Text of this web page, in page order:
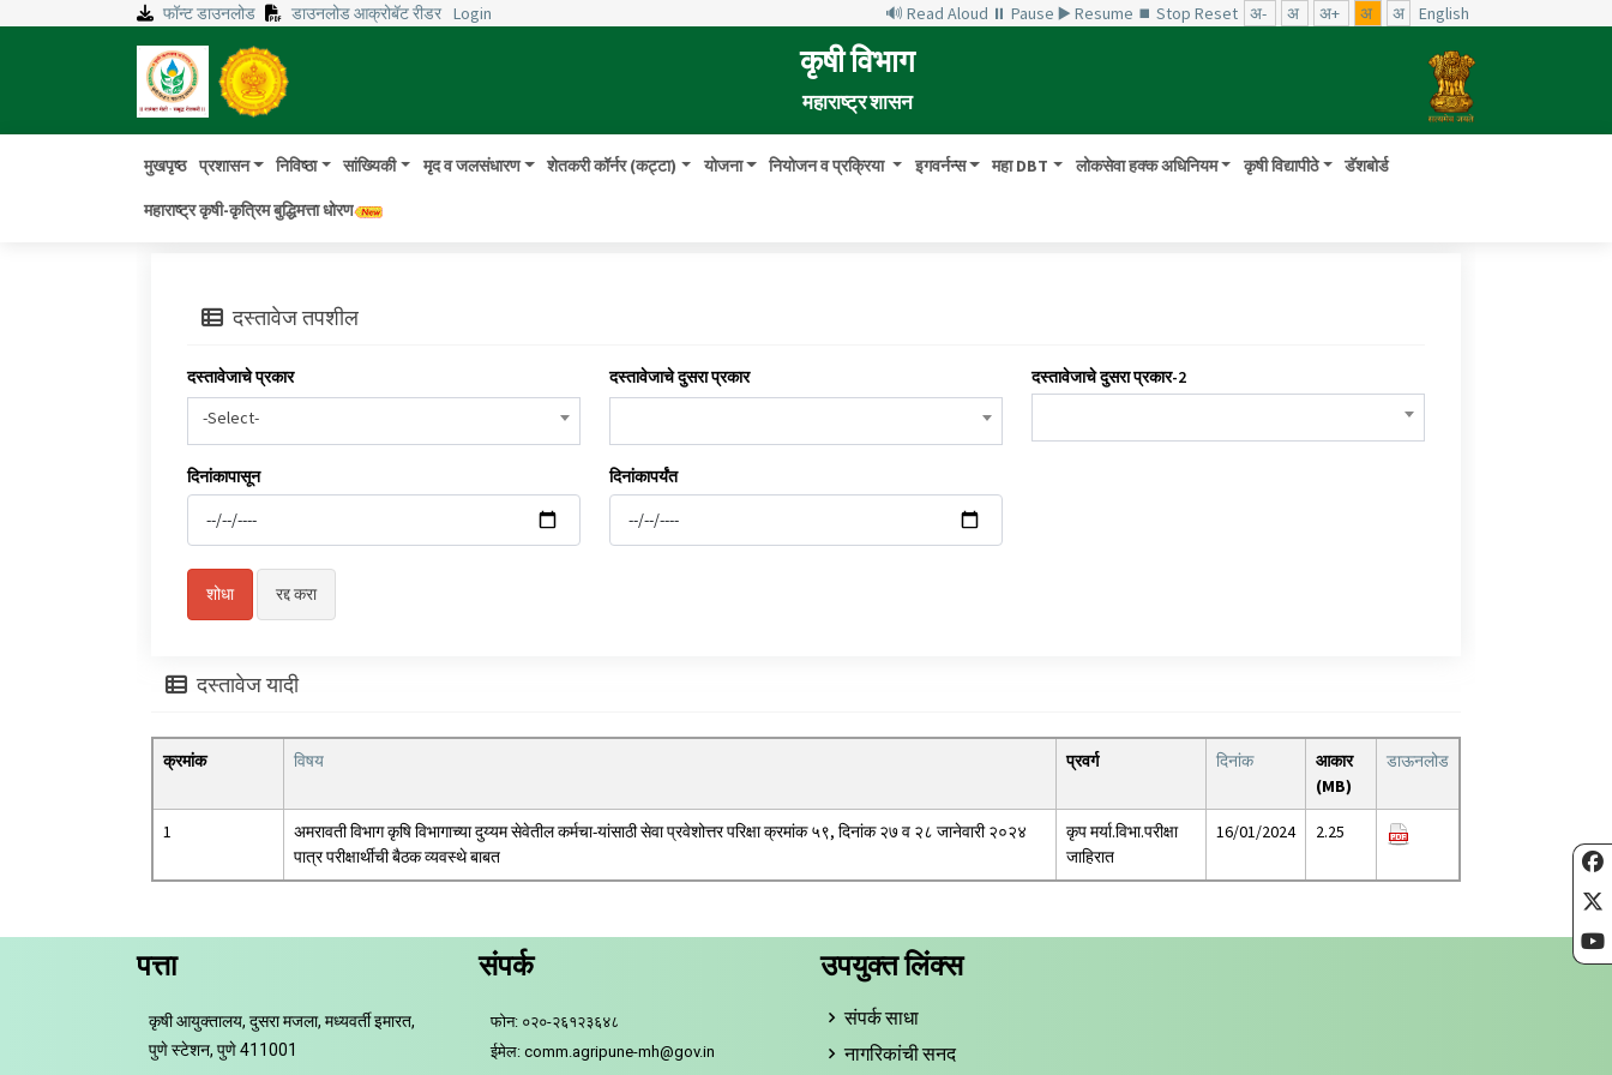
फॉन्ट डाउनलोड डाउनलोड आक्रोबॅट रीडर Login 🔊 Read Aloud ⏸ Pause ▶️ Resume ⏹ Stop Reset अ- अ अ+ अ अ English
कृषी विभाग
महाराष्ट्र शासन
मुखपृष्ठ प्रशासन निविष्ठा सांख्यिकी मृद व जलसंधारण शेतकरी कॉर्नर (कट्टा) योजना नियोजन व प्रक्रिया इगवर्नन्स महा DBT लोकसेवा हक्क अधिनियम कृषी विद्यापीठे डॅशबोर्ड
महाराष्ट्र कृषी-कृत्रिम बुद्धिमत्ता धोरण
दस्तावेज तपशील
दस्तावेजाचे प्रकार
-Select-
दस्तावेजाचे दुसरा प्रकार दस्तावेजाचे दुसरा प्रकार-2
दिनांकापासून दिनांकापर्यंत
दस्तावेज यादी
क्रमांक विषय प्रवर्ग दिनांक
आकार
(MB)
डाऊनलोड
1
अमरावती विभाग कृषि विभागाच्या दुय्यम सेवेतील कर्मचा-यांसाठी सेवा प्रवेशोत्तर परिक्षा क्रमांक ५९, दिनांक २७ व २८ जानेवारी २०२४
पात्र परीक्षार्थीची बैठक व्यवस्थे बाबत
कृप मर्या.विभा.परीक्षा
जाहिरात
16/01/2024 2.25
पत्ता
कृषी आयुक्तालय, दुसरा मजला, मध्यवर्ती इमारत,
पुणे स्टेशन, पुणे 411001
संपर्क
फोन: ०२०-२६१२३६४८
ईमेल: comm.agripune-mh@gov.in
उपयुक्त लिंक्स
संपर्क साधा
नागरिकांची सनद